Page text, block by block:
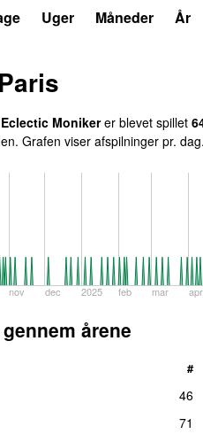
Uger Måneder År
Monikerer blevet spillet
. Grafen viser afspilninger pr. dag.
nov dec 2025 feb mar apr
årene
#
46
71